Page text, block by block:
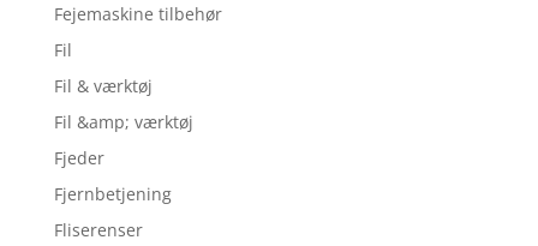
Fejemaskine tilbehør
Fil
Fil & værktøj
Fil &amp; værktøj
Fjeder
Fjernbetjening
Fliserenser